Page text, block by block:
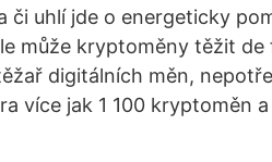
či uhlí jde o energeticky
může kryptoměny těžit de
digitálních měn,
více jak 1 100 kryptoměn